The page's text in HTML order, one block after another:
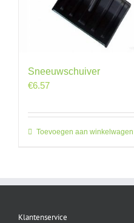
Sneeuwschuiver
€6.57
Toevoegen aan winkelwagen
Klantenservice